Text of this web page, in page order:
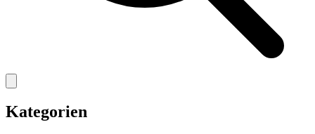
Kategorien